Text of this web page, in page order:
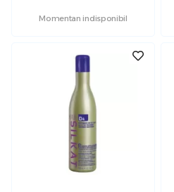
Momentan indisponibil